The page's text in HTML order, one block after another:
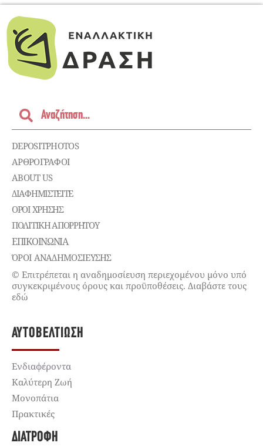
DEPOSITPHOTOS
ΑΡΘΡΟΓΡΑΦΟΙ
ABOUT US
ΔΙΑΦΗΜΙΣΤΕΊΤΕ
ΌΡΟΙ ΧΡΉΣΗΣ
ΠΟΛΙΤΙΚΉ ΑΠΟΡΡΉΤΟΥ
ΕΠΙΚΟΙΝΩΝΊΑ
ΌΡΟΙ ΑΝΑΔΗΜΟΣΙΕΥΣΗΣ
© Επιτρέπεται η αναδημοσίευση περιεχομένου μόνο υπό
συγκεκριμένους όρους και προϋποθέσεις. Διαβάστε τους
εδώ
ΑΥΤΟΒΕΛΤΊΩΣΗ
Ενδιαφέροντα
Καλύτερη Ζωή
Μονοπάτια
Πρακτικές
ΔΙΑΤΡΟΦΉ